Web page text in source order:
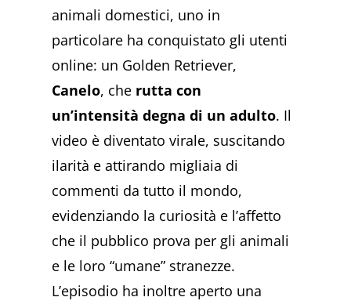
animali domestici, uno in
particolare ha conquistato gli utenti
online: un Golden Retriever,
Canelo, che rutta con
un’intensità degna di un adulto. Il
video è diventato virale, suscitando
ilarità e attirando migliaia di
commenti da tutto il mondo,
evidenziando la curiosità e l’affetto
che il pubblico prova per gli animali
e le loro “umane” stranezze.
L’episodio ha inoltre aperto una